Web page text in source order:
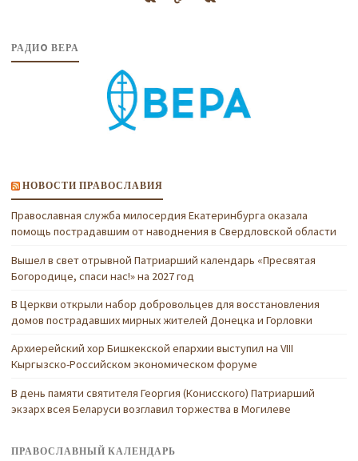
РАДИO ВЕРА
НОВОСТИ ПРАВОСЛАВИЯ
Православная служба милосердия Екатеринбурга оказала
помощь пострадавшим от наводнения в Свердловской области
Вышел в свет отрывной Патриарший календарь «Пресвятая
Богородице, спаси нас!» на 2027 год
В Церкви открыли набор добровольцев для восстановления
домов пострадавших мирных жителей Донецка и Горловки
Архиерейский хор Бишкекской епархии выступил на VIII
Кыргызско-Российском экономическом форуме
В день памяти святителя Георгия (Конисского) Патриарший
экзарх всея Беларуси возглавил торжества в Могилеве
ПРАВОСЛАВНЫЙ КАЛЕНДАРЬ